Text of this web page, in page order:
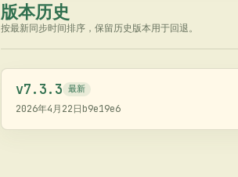
版本历史
按最新同步时间排序，保留历史版本用于回退。
v7.3.3 最新
2026年4月22日b9e19e6